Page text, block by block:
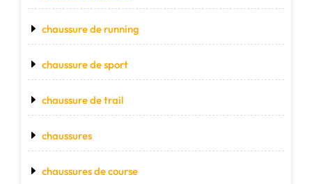
chaussure de running
chaussure de sport
chaussure de trail
chaussures
chaussures de course